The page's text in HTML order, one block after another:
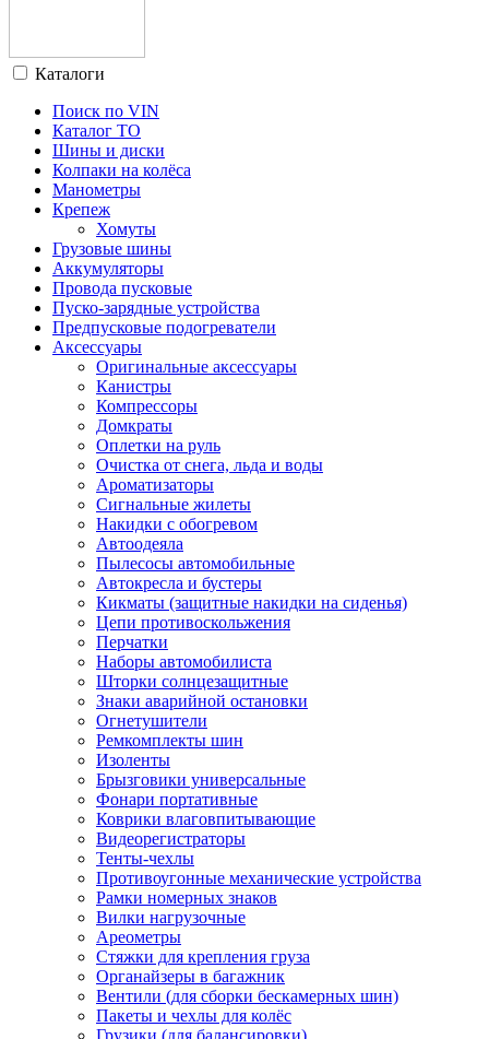
Каталоги
Поиск по VIN
Каталог ТО
Шины и диски
Колпаки на колёса
Манометры
Крепеж
Хомуты
Грузовые шины
Аккумуляторы
Провода пусковые
Пуско-зарядные устройства
Предпусковые подогреватели
Аксессуары
Оригинальные аксессуары
Канистры
Компрессоры
Домкраты
Оплетки на руль
Очистка от снега, льда и воды
Ароматизаторы
Сигнальные жилеты
Накидки с обогревом
Автоодеяла
Пылесосы автомобильные
Автокресла и бустеры
Кикматы (защитные накидки на сиденья)
Цепи противоскольжения
Перчатки
Наборы автомобилиста
Шторки солнцезащитные
Знаки аварийной остановки
Огнетушители
Ремкомплекты шин
Изоленты
Брызговики универсальные
Фонари портативные
Коврики влаговпитывающие
Видеорегистраторы
Тенты-чехлы
Противоугонные механические устройства
Рамки номерных знаков
Вилки нагрузочные
Ареометры
Стяжки для крепления груза
Органайзеры в багажник
Вентили (для сборки бескамерных шин)
Пакеты и чехлы для колёс
Грузики (для балансировки)